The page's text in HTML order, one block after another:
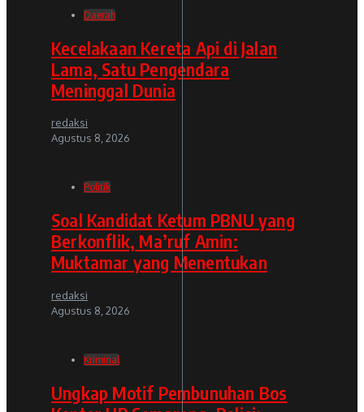
Daerah
Kecelakaan Kereta Api di Jalan
Lama, Satu Pengendara
Meninggal Dunia
redaksi
Agustus 8, 2026
Politik
Soal Kandidat Ketum PBNU yang
Berkonflik, Ma’ruf Amin:
Muktamar yang Menentukan
redaksi
Agustus 8, 2026
Kriminal
Ungkap Motif Pembunuhan Bos